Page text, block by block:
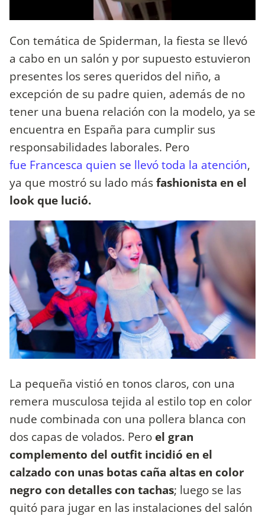
Con temática de Spiderman, la fiesta se llevó
a cabo en un salón y por supuesto estuvieron
presentes los seres queridos del niño, a
excepción de su padre quien, además de no
tener una buena relación con la modelo, ya se
encuentra en España para cumplir sus
responsabilidades laborales. Pero
fue Francesca quien se llevó toda la atención,
ya que mostró su lado másfashionista en el
look que lució.
La pequeña vistió en tonos claros, con una
remera musculosa tejida al estilo top en color
nude combinada con una pollera blanca con
dos capas de volados. Pero el gran
complemento del outfit incidió en el
calzado con unas botas caña altas en color
negro con detalles con tachas; luego se las
quitó para jugar en las instalaciones del salón